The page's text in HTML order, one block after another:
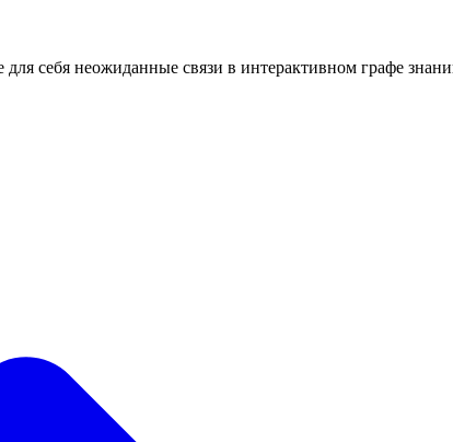
себя неожиданные связи в интерактивном графе